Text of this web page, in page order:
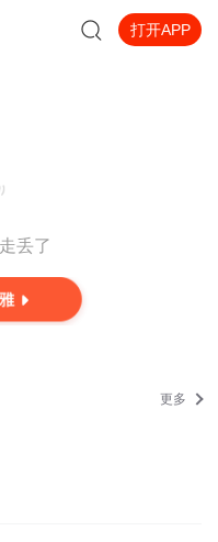
打开APP
丢了
更多